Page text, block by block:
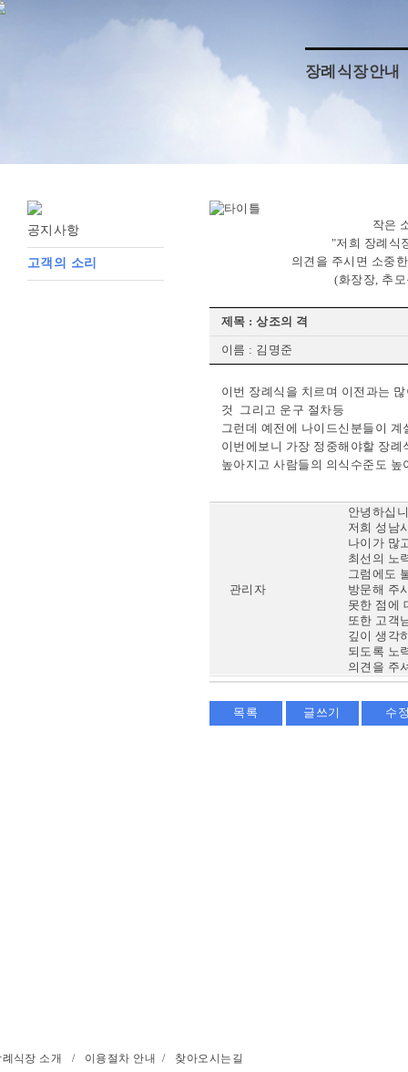
장례식장안내
공지사항
고객의 소리
작은
"저희 장례식
의견을 주시면 소중
(화장장, 추
제목 : 상조의 격
이름 : 김명준
이번 장례식을 치르며 이전과는
것 그리고 운구 절차등
그런데 예전에 나이드신분들이
이번에보니 가장 정중해야할 장
높아지고 사람들의 의식수준도
관리자
안녕하십
저희 성남
나이가 많
최선의 노
그럼에도
방문해 주
못한 점에
또한 고객
깊이 생각
되도록 노
의견을 주
목록 글쓰기 수
례식장 소개 / 이용절차 안내 / 찾아오시는길